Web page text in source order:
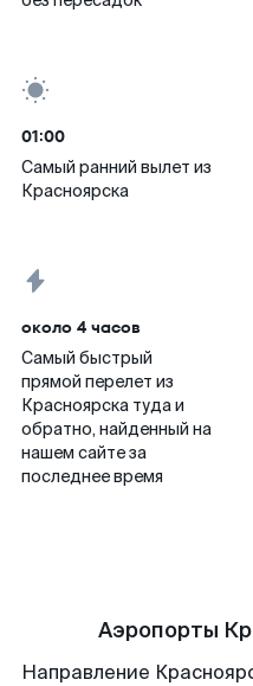
01:00
Самый ранний вылет из
Красноярска
около 4 часов
Самый быстрый
прямой перелет из
Красноярска туда и
обратно, найденный на
нашем сайте за
последнее время
Аэропорты
Направление